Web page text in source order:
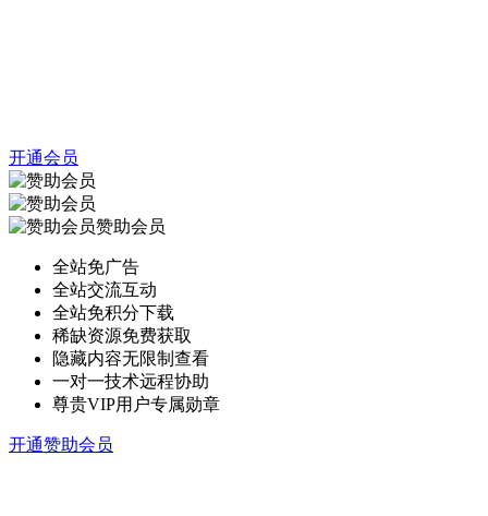
开通会员
赞助会员
全站免广告
全站交流互动
全站免积分下载
稀缺资源免费获取
隐藏内容无限制查看
一对一技术远程协助
尊贵VIP用户专属勋章
开通赞助会员